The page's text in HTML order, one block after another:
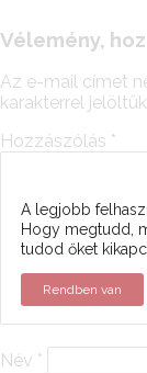
Vélemény,
Az e-mail címet
karakterrel jelöltük
Hozzászólás *
Név *
A legjobb
Hogy megtudd,
tudod őket
Rendben van